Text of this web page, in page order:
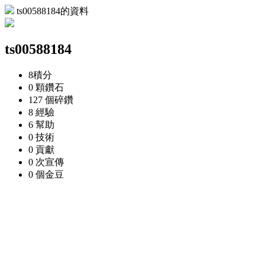
ts00588184的資料
ts00588184
8積分
0 顆鑽石
127 個碎鑽
8 經驗
6 幫助
0 技術
0 貢獻
0 次宣傳
0 個金豆